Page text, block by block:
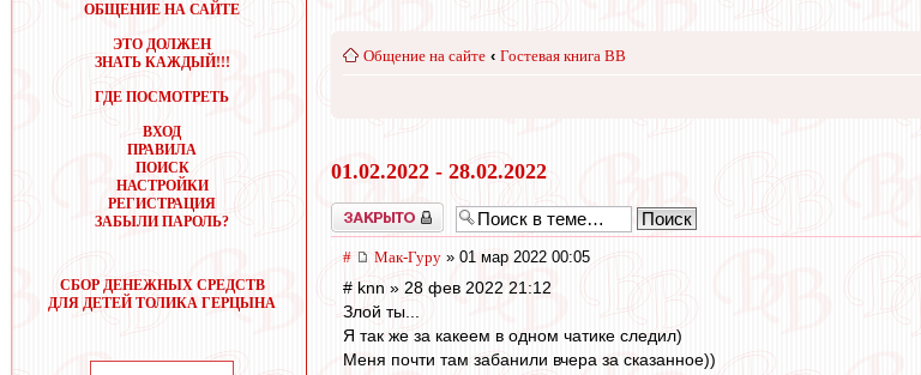
ОБЩЕНИЕ НА САЙТЕ
ЭТО ДОЛЖЕН
ЗНАТЬ КАЖДЫЙ!!!
ГДЕ ПОСМОТРЕТЬ
ВХОД
ПРАВИЛА
ПОИСК
НАСТРОЙКИ
РЕГИСТРАЦИЯ
ЗАБЫЛИ ПАРОЛЬ?
СБОР ДЕНЕЖНЫХ СРЕДСТВ
ДЛЯ ДЕТЕЙ ТОЛИКА ГЕРЦЫНА
Общение на сайте ‹ Гостевая книга ВВ
01.02.2022 - 28.02.2022
Закрыто
# Мак-Гуру » 01 мар 2022 00:05
# knn » 28 фев 2022 21:12
Злой ты...
Я так же за какеем в одном чатике следил)
Меня почти там забанили вчера за сказанное))